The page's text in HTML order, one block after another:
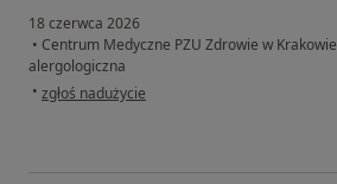
18 czerwca 2026
• Centrum Medyczne PZU Zdrowie w Krakowie
alergologiczna
• w opinii użytkownika Renata Sadowska
zgłoś nadużycie